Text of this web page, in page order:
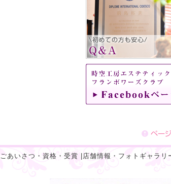
ごあいさつ・資格・受賞 店舗情報・フォトギャラリ